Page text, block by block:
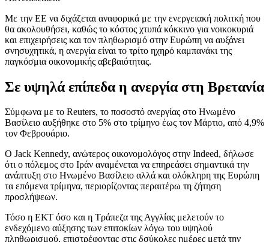
Με την ΕΕ να διχάζεται αναφορικά με την ενεργειακή πολιτκή που
θα ακολουθήσει, καθώς το κόστος χτυπά κόκκινο για νοικοκυριά
και επιχειρήσεις και τον πληθωρισμό στην Ευρώπη να αυξάνει
σνησυχητικά, η ανεργία είναι το τρίτο ηχηρό καμπανάκι της
παγκόσμια οικονομικής αβεβαιότητας.
Σε υψηλά επίπεδα η ανεργία στη Βρετανία
Σύμφωνα με το Reuters, το ποσοστό ανεργίας στο Ηνωμένο
Βασίλειο αυξήθηκε στο 5% στο τρίμηνο έως τον Μάρτιο, από 4,9%
τον Φεβρουάριο.
Ο Jack Kennedy, ανώτερος οικονομολόγος στην Indeed, δήλωσε
ότι ο πόλεμος στο Ιράν αναμένεται να επηρεάσει σημαντικά την
ανάπτυξη στο Ηνωμένο Βασίλειο αλλά και ολόκληρη της Ευρώπη
τα επόμενα τρίμηνα, περιορίζοντας περαιτέρω τη ζήτηση
προσλήψεων.
Τόσο η ΕΚΤ όσο και η Τράπεζα της Αγγλίας μελετούν το
ενδεχόμενο αύξησης των επιτοκίων λόγω του υψηλού
πληθωρισμού, επιστρέφοντας στις δσύκολες ημέρες μετά την